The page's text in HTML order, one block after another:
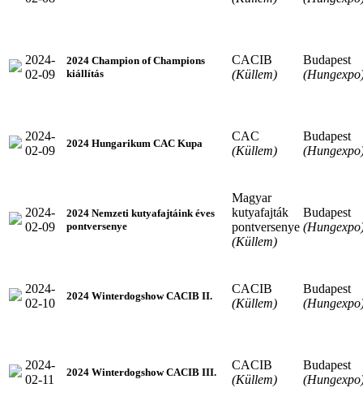
2024-
02-09
2024 Champion of Champions
kiállítás
CACIB
(Küllem)
Budapest
2024-
02-09
2024 Hungarikum CAC Kupa
CAC
(Küllem)
Budapest
2024-
02-09
2024 Nemzeti kutyafajtáink éves
pontversenye
Magyar
kutyafajták
pontversenye
(Küllem)
Budapest
2024-
02-10
2024 Winterdogshow CACIB II.
CACIB
(Küllem)
Budapest
2024-
02-11
2024 Winterdogshow CACIB III.
CACIB
(Küllem)
Budapest